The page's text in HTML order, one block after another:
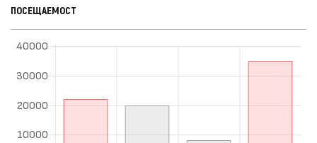
ПОСЕЩАЕМОСТ